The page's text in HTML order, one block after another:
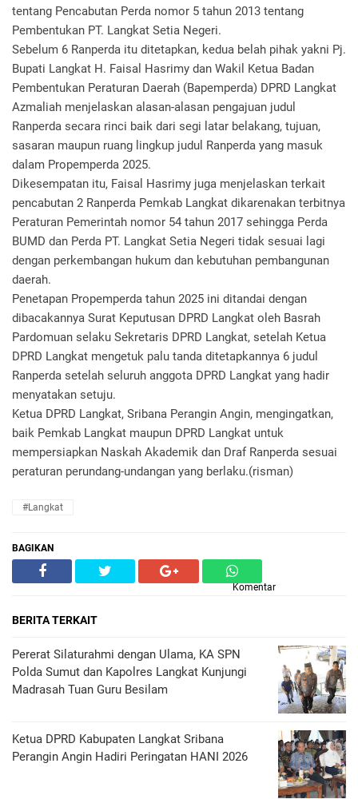
tentang Pencabutan Perda nomor 5 tahun 2013 tentang
Pembentukan PT. Langkat Setia Negeri.
Sebelum 6 Ranperda itu ditetapkan, kedua belah pihak yakni Pj.
Bupati Langkat H. Faisal Hasrimy dan Wakil Ketua Badan
Pembentukan Peraturan Daerah (Bapemperda) DPRD Langkat
Azmaliah menjelaskan alasan-alasan pengajuan judul
Ranperda secara rinci baik dari segi latar belakang, tujuan,
sasaran maupun ruang lingkup judul Ranperda yang masuk
dalam Propemperda 2025.
Dikesempatan itu, Faisal Hasrimy juga menjelaskan terkait
pencabutan 2 Ranperda Pemkab Langkat dikarenakan terbitnya
Peraturan Pemerintah nomor 54 tahun 2017 sehingga Perda
BUMD dan Perda PT. Langkat Setia Negeri tidak sesuai lagi
dengan perkembangan hukum dan kebutuhan pembangunan
daerah.
Penetapan Propemperda tahun 2025 ini ditandai dengan
dibacakannya Surat Keputusan DPRD Langkat oleh Basrah
Pardomuan selaku Sekretaris DPRD Langkat, setelah Ketua
DPRD Langkat mengetuk palu tanda ditetapkannya 6 judul
Ranperda setelah seluruh anggota DPRD Langkat yang hadir
menyatakan setuju.
Ketua DPRD Langkat, Sribana Perangin Angin, mengingatkan,
baik Pemkab Langkat maupun DPRD Langkat untuk
mempersiapkan Naskah Akademik dan Draf Ranperda sesuai
peraturan perundang-undangan yang berlaku.(risman)
#Langkat
BAGIKAN
Komentar
BERITA TERKAIT
Pererat Silaturahmi dengan Ulama, KA SPN
Polda Sumut dan Kapolres Langkat Kunjungi
Madrasah Tuan Guru Besilam
Ketua DPRD Kabupaten Langkat Sribana
Perangin Angin Hadiri Peringatan HANI 2026